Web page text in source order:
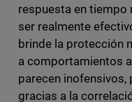
respuesta en tiempo
ser realmente
brinde la protección
a comportamientos
parecen inofensivos,
gracias a la